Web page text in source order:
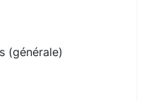
(générale)